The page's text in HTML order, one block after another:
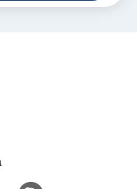
Multi-Spec